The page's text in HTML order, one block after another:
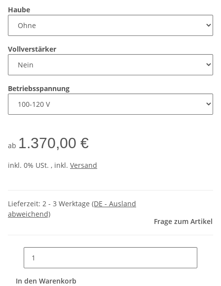
Haube
Vollverstärker
Betriebsspannung
ab 1.370,00 €
inkl. 0% USt. , inkl. Versand
Lieferzeit: 2 - 3 Werktage (DE - Ausland
abweichend)
Frage zum Artikel
In den Warenkorb